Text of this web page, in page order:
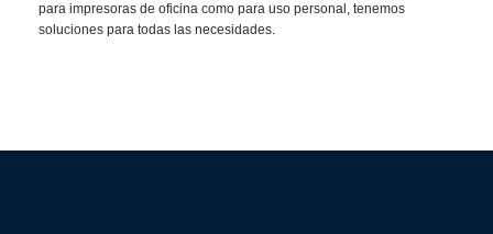
para impresoras de oficina como para uso personal, tenemos
soluciones para todas las necesidades.